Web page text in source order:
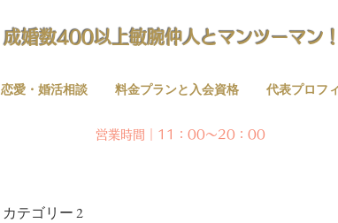
成婚数400以上敏腕仲人とマンツーマン！
恋愛・婚活相談 料金プランと入会資格 代表プロフ
営業時間｜11：00～20：00
カテゴリー 2